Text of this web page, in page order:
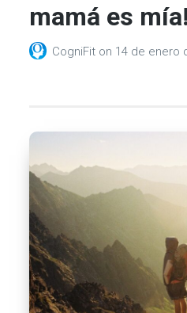
mamá es mía!
CogniFit on 14 de enero